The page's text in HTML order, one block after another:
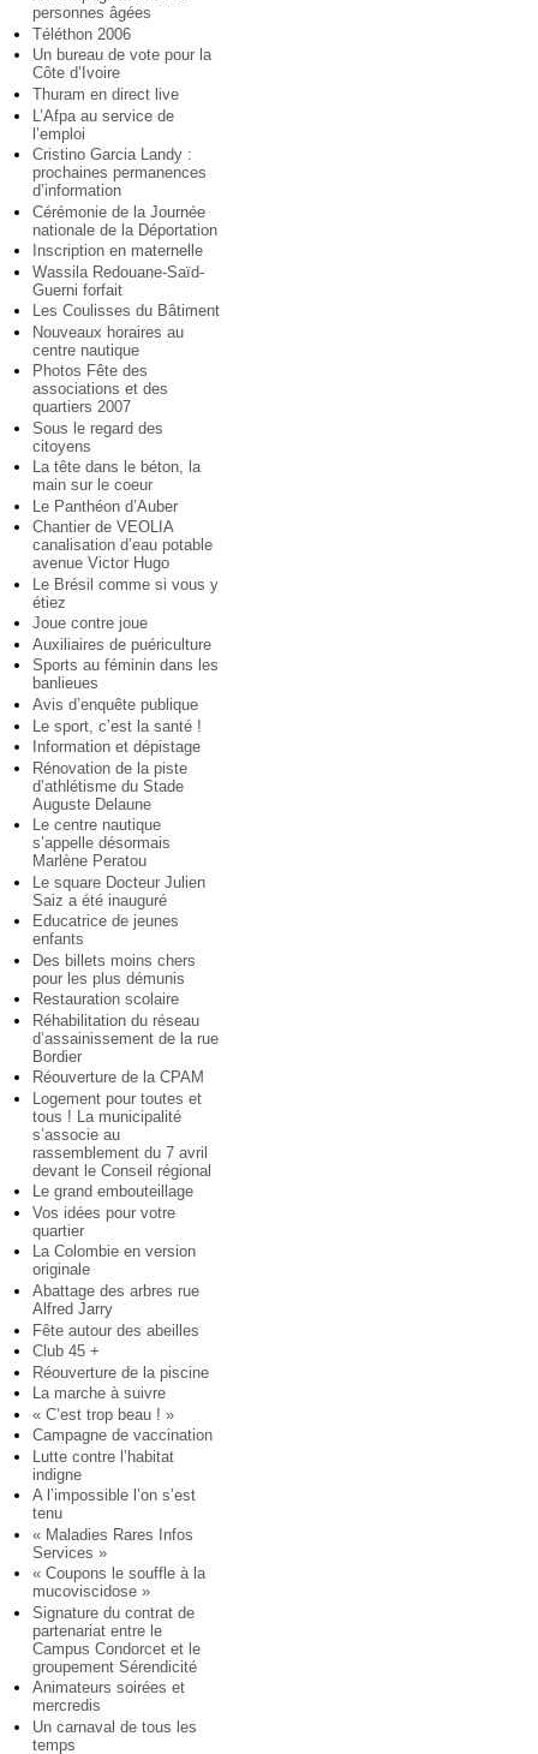
personnes âgées
Téléthon 2006
Un bureau de vote pour la
Côte d’Ivoire
Thuram en direct live
L’Afpa au service de
l’emploi
Cristino Garcia Landy :
prochaines permanences
d’information
Cérémonie de la Journée
nationale de la Déportation
Inscription en maternelle
Wassila Redouane-Saïd-
Guerni forfait
Les Coulisses du Bâtiment
Nouveaux horaires au
centre nautique
Photos Fête des
associations et des
quartiers 2007
Sous le regard des
citoyens
La tête dans le béton, la
main sur le coeur
Le Panthéon d’Auber
Chantier de VEOLIA
canalisation d’eau potable
avenue Victor Hugo
Le Brésil comme si vous y
étiez
Joue contre joue
Auxiliaires de puériculture
Sports au féminin dans les
banlieues
Avis d’enquête publique
Le sport, c’est la santé !
Information et dépistage
Rénovation de la piste
d’athlétisme du Stade
Auguste Delaune
Le centre nautique
s’appelle désormais
Marlène Peratou
Le square Docteur Julien
Saiz a été inauguré
Educatrice de jeunes
enfants
Des billets moins chers
pour les plus démunis
Restauration scolaire
Réhabilitation du réseau
d’assainissement de la rue
Bordier
Réouverture de la CPAM
Logement pour toutes et
tous ! La municipalité
s’associe au
rassemblement du 7 avril
devant le Conseil régional
Le grand embouteillage
Vos idées pour votre
quartier
La Colombie en version
originale
Abattage des arbres rue
Alfred Jarry
Fête autour des abeilles
Club 45 +
Réouverture de la piscine
La marche à suivre
« C’est trop beau ! »
Campagne de vaccination
Lutte contre l’habitat
indigne
A l’impossible l’on s’est
tenu
« Maladies Rares Infos
Services »
« Coupons le souffle à la
mucoviscidose »
Signature du contrat de
partenariat entre le
Campus Condorcet et le
groupement Sérendicité
Animateurs soirées et
mercredis
Un carnaval de tous les
temps